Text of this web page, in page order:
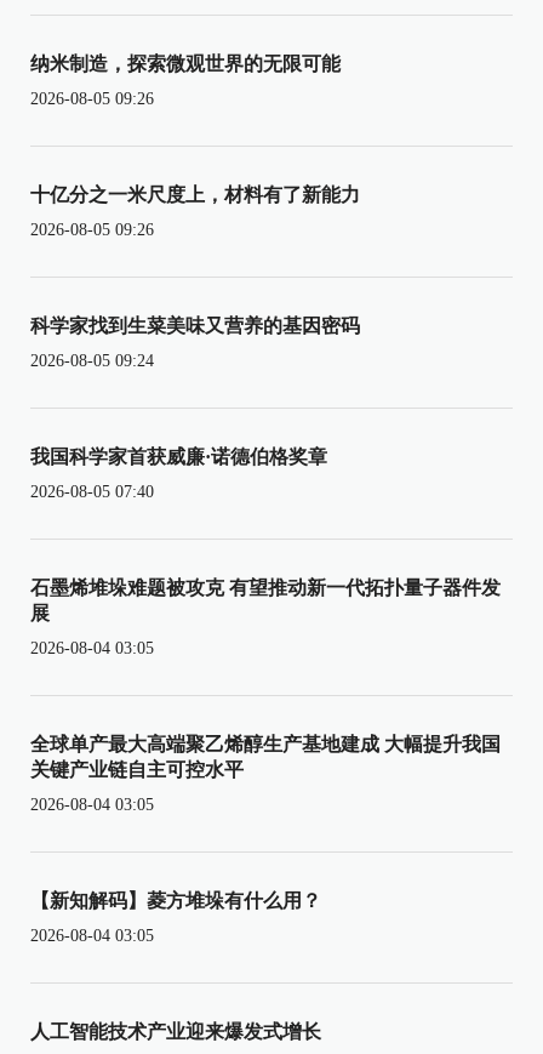
纳米制造，探索微观世界的无限可能
2026-08-05 09:26
十亿分之一米尺度上，材料有了新能力
2026-08-05 09:26
科学家找到生菜美味又营养的基因密码
2026-08-05 09:24
我国科学家首获威廉·诺德伯格奖章
2026-08-05 07:40
石墨烯堆垛难题被攻克 有望推动新一代拓扑量子器件发
展
2026-08-04 03:05
全球单产最大高端聚乙烯醇生产基地建成 大幅提升我国
关键产业链自主可控水平
2026-08-04 03:05
【新知解码】菱方堆垛有什么用？
2026-08-04 03:05
人工智能技术产业迎来爆发式增长